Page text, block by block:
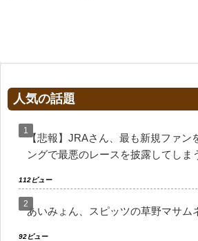
人気の話題
【悲報】JRAさん、最も新規ファン
ングで最悪のレースを披露してしま
112ビュー
あいみょん、スピッツの草野マサム
92ビュー